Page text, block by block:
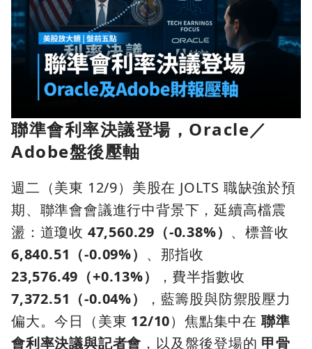
聯準會利率決議登場，Oracle／
Adobe盤後壓軸
週二（美東 12/9）美股在 JOLTS 職缺強於預
期、聯準會會議進行中背景下，延續高檔震
盪：道瓊收 47,560.29（-0.38%） 、標普收
6,840.51（-0.09%） 、那指收
23,576.49（+0.13%）
，費半指數收
7,372.51（-0.04%）
，藍籌股與防禦股壓力
偏大。今日（美東 12/10）焦點集中在 聯準
會利率決議與記者會 ，以及盤後登場的 甲骨